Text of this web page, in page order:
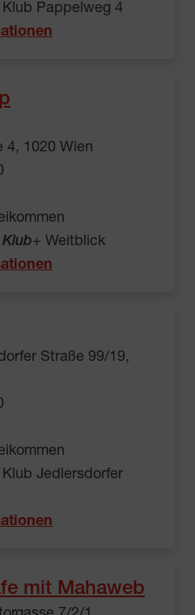
Pappelweg 4
4, 1020 Wien
Klub+ Weitblick
Straße 99/19,
Jedlersdorfer
mit Mahaweb